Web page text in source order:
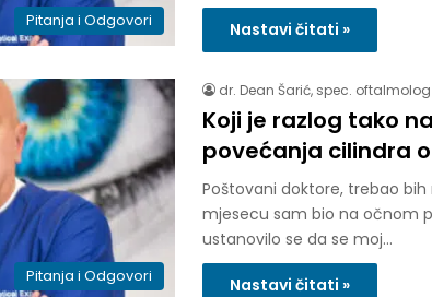
Pitanja i Odgovori Nastavi čitati »
Pitanja i Odgovori
dr. Dean Šarić, spec. oftalmolog
Koji je razlog tako
povećanja cilindra
Poštovani doktore, trebao
mjesecu sam bio na očnom
ustanovilo se da se moj…
Nastavi čitati »